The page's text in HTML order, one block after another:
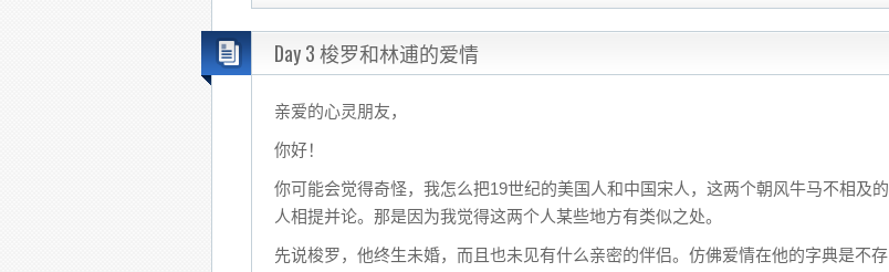
Day 3 梭罗和林逋的爱情
亲爱的心灵朋友，
你好！
你可能会觉得奇怪，我怎么把19世纪的美国人和中国宋人，这两个朝风牛马不相及的
人相提并论。那是因为我觉得这两个人某些地方有类似之处。
先说梭罗，他终生未婚，而且也未见有什么亲密的伴侣。仿佛爱情在他的字典是不存